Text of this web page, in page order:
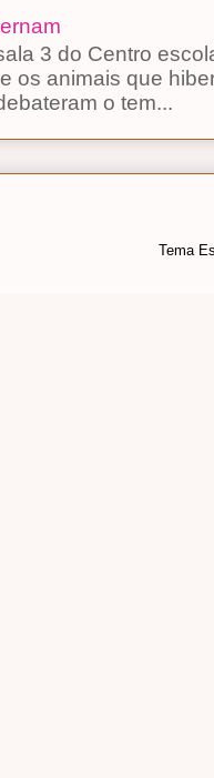
3 do Centro
os animais que
o tem...
Tema